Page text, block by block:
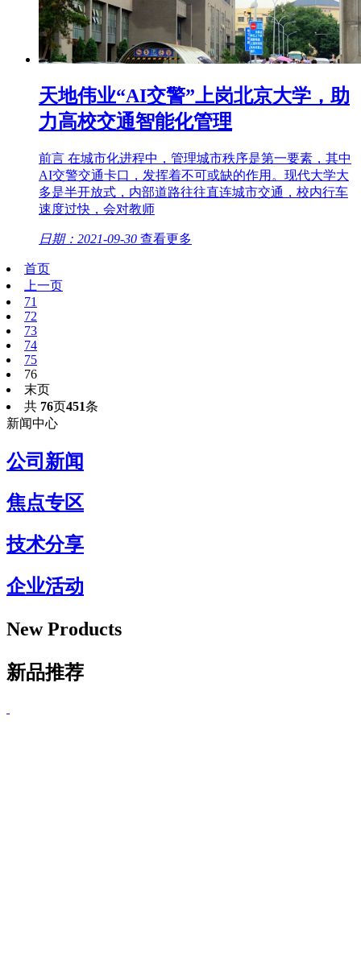
天地伟业“AI交警”上岗北京大学，助
力高校交通智能化管理
前言 在城市化进程中，管理城市秩序是第一要素，其中
AI交警交通卡口，发挥着不可或缺的作用。现代大学大
多是半开放式，内部道路往往直连城市交通，校内行车
速度过快，会对教师
日期：2021-09-30 查看更多
首页
上一页
71
72
73
74
75
76
末页
共 76页451条
新闻中心
公司新闻
焦点专区
技术分享
企业活动
New Products
新品推荐